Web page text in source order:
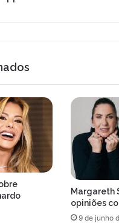
Margareth
opiniões
9 de junho